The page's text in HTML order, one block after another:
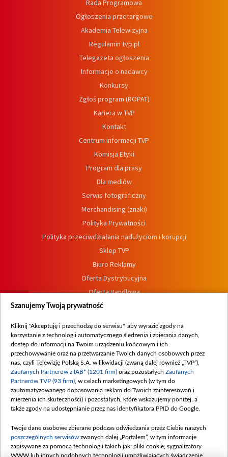
Rada Programowa
Ogłoszenia przetargowe
Akademia Telewizyjna
Regulamin tvp.pl
Telegazeta ogłoszenia
Informacje o nadawcy
Konkursy
Zgłoś program (ROPAT)
Kariera w TVP
Kontakt
Centrum informacji TVP
Komisja Etyki
Program dla prasy
Dla mediów
Serwis fotograficzny
Merchandising (znaki)
Polityka Prywatności
Polityka przeciwdziałania nadużyciom i korupcji
Sklep TVP
Biuro Reklamy
Oferta Dystrybucyjna
Oferta Handlowa
Dostępność
Procedura zgłoszeń wewnętrznych
Szanujemy Twoją prywatność
Kliknij "Akceptuję i przechodzę do serwisu", aby wyrazić zgody na
korzystanie z technologii automatycznego śledzenia i zbierania danych,
dostęp do informacji na Twoim urządzeniu końcowym i ich
przechowywanie oraz na przetwarzanie Twoich danych osobowych przez
nas, czyli Telewizję Polską S.A. w likwidacji (zwaną dalej również „TVP”),
Zaufanych Partnerów z IAB* (1201 firm) oraz pozostałych Zaufanych
Partnerów TVP (93 firm) , w celach marketingowych (w tym do
zautomatyzowanego dopasowania reklam do Twoich zainteresowań i
mierzenia ich skuteczności) i pozostałych, które wskazujemy poniżej, a
także zgody na udostępnianie przez nas identyfikatora PPID do Google.
Twoje dane osobowe zbierane podczas odwiedzania przez Ciebie naszych
poszczególnych serwisów zwanych dalej „Portalem”, w tym informacje
zapisywane za pomocą technologii takich jak: pliki cookie, sygnalizatory
WWW lub innych podobnych technologii umożliwiających świadczenie